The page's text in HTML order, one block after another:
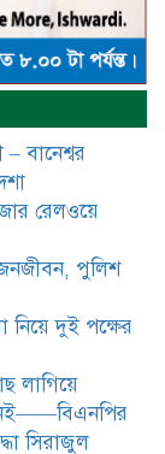
সাধারণ
না থাকলে
একমাত্র উপায়
সিরাজুল ইসলাম
জেলা
রতন লাল
যুক্ত
বিরুদ্ধে জমি ও
সংবাদ
সালে
বানেশ্বর
রেলওয়ে
জনজীবন, পুলিশ
নিয়ে দুই পক্ষের
লাগিয়ে
সিরাজুল